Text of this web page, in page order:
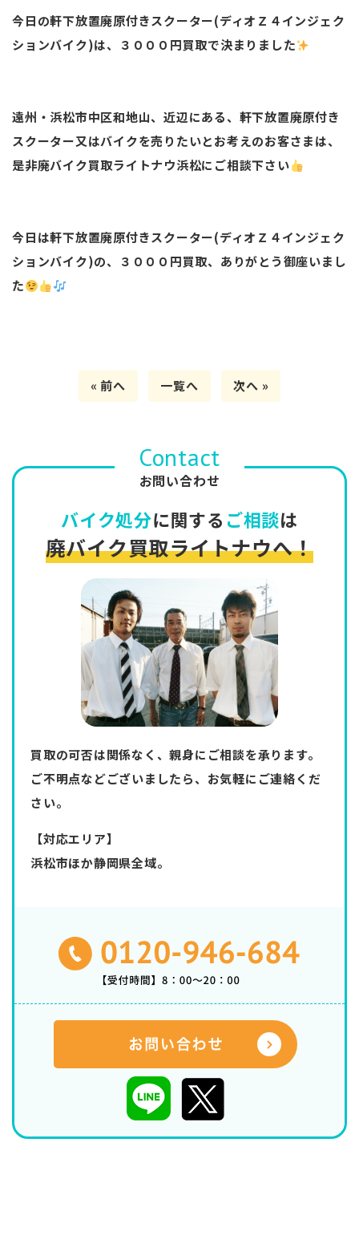
今日の軒下放置廃原付きスクーター(ディオＺ４インジェク
ションバイク)は、３０００円買取で決まりました
遠州・浜松市中区和地山、近辺にある、軒下放置廃原付き
スクーター又はバイクを売りたいとお考えのお客さまは、
是非廃バイク買取ライトナウ浜松にご相談下さい
今日は軒下放置廃原付きスクーター(ディオＺ４インジェク
ションバイク)の、３０００円買取、ありがとう御座いまし
た
« 前へ 一覧へ 次へ »
Contact
お問い合わせ
バイク処分に関する ご相談は
廃バイク買取ライトナウへ！
買取の可否は関係なく、親身にご相談を承ります。
ご不明点などございましたら、お気軽にご連絡くだ
さい。
【対応エリア】
浜松市ほか静岡県全域。